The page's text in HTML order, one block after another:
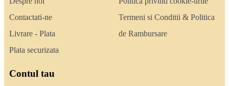
Contactati-ne
Livrare - Plata
Plata securizata
Termeni si Conditii & Politica
de Rambursare
Contul tau